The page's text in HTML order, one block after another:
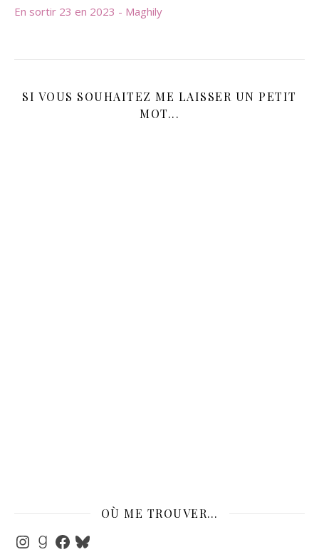
En sortir 23 en 2023 - Maghily
SI VOUS SOUHAITEZ ME LAISSER UN PETIT
MOT...
OÙ ME TROUVER…
Instagram
Goodreads
Facebook
Bluesky